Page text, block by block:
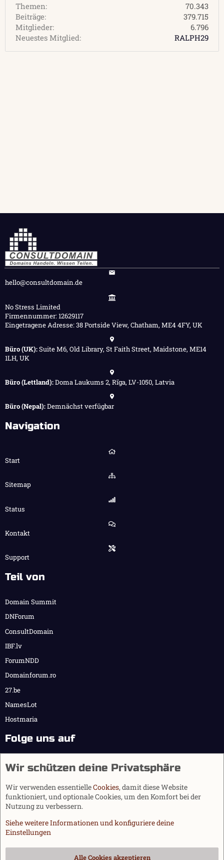
Themen
70.343
Beiträge
379.715
Mitglieder
6.796
Neuestes Mitglied
RALPH29
hello@consultdomain.de
No Stress Limited
Firmennummer: 12629117
Eingetragene Adresse: 38 Portside View, Chatham, ME4 4FY, UK
Büro (UK):Suite M6, Old Library, St Faith Street, Maidstone, ME14
1LH, UK
Büro (Lettland):Doma Laukums 2, Rīga, LV-1050, Latvia
Büro (Nepal):Demnächst verfügbar
Navigation
Start
Sitemap
Status
Kontakt
Support
Teil von
Domain Summit
DNForum
ConsultDomain
IBF.lv
ForumNDD
Domainforum.ro
27.be
NamesLot
Hostmaria
Folge uns auf
Cookies
Wir schützen deine Privatsphäre
Wir verwenden essentielleCookies, damit diese Website
funktioniert, und optionale Cookies, um den Komfort bei der
Nutzung zu verbessern.
Siehe weitere Informationen und konfiguriere deine
Einstellungen
Alle Cookies akzeptieren